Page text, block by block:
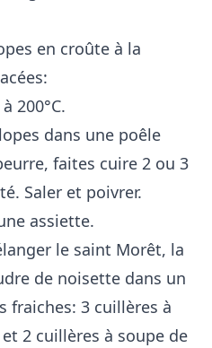
en croûte à la
200°C.
dans une poêle
faites cuire 2 ou 3
Saler et poivrer.
assiette.
le saint Morêt, la
de noisette dans un
fraiches: 3 cuillères à
2 cuillères à soupe de